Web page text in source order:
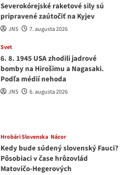
Severokórejské raketové sily sú
pripravené zaútočiť na Kyjev
JNS 7. augusta 2026
Svet
6. 8. 1945 USA zhodili jadrové
bomby na Hirošimu a Nagasaki.
Podľa médií nehoda
JNS 6. augusta 2026
Hrobári Slovenska Názor
Kedy bude súdený slovenský Fauci?
Pôsobiaci v čase hrôzovlád
Matovičo-Hegerových